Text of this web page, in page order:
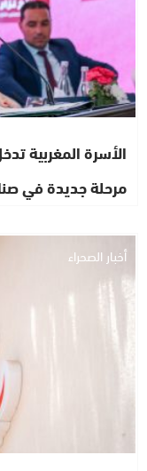
الأسرة المغربية
مرحلة جديدة في
أخبار الصحراء